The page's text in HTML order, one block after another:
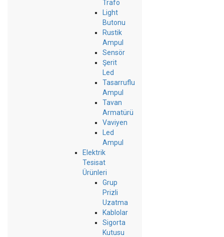
Trafo
Light
Butonu
Rustik
Ampul
Sensör
Şerit
Led
Tasarruflu
Ampul
Tavan
Armatürü
Vaviyen
Led
Ampul
Elektrik
Tesisat
Ürünleri
Grup
Prizli
Uzatma
Kablolar
Sigorta
Kutusu